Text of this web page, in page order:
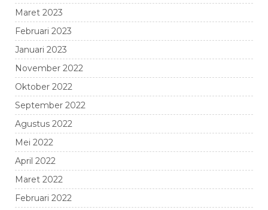
Maret 2023
Februari 2023
Januari 2023
November 2022
Oktober 2022
September 2022
Agustus 2022
Mei 2022
April 2022
Maret 2022
Februari 2022